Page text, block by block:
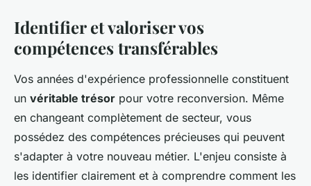
Identifier et valoriser vos
compétences transférables
Vos années d'expérience professionnelle constituent
un véritable trésor pour votre reconversion. Même
en changeant complètement de secteur, vous
possédez des compétences précieuses qui peuvent
s'adapter à votre nouveau métier. L'enjeu consiste à
les identifier clairement et à comprendre comment les